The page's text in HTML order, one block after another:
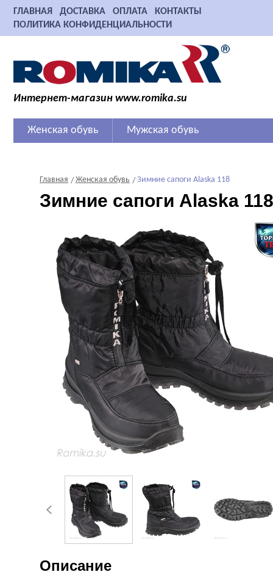
ГЛАВНАЯ ДОСТАВКА ОПЛАТА
КОНТАКТЫ
ПОЛИТИКА КОНФИДЕНЦИАЛЬНОСТИ
Интернет-магазин www.romika.su
Женская обувь Мужская обувь
Главная Женская обувь Зимние сапоги Alaska 118
Зимние сапоги Alaska 118
Описание